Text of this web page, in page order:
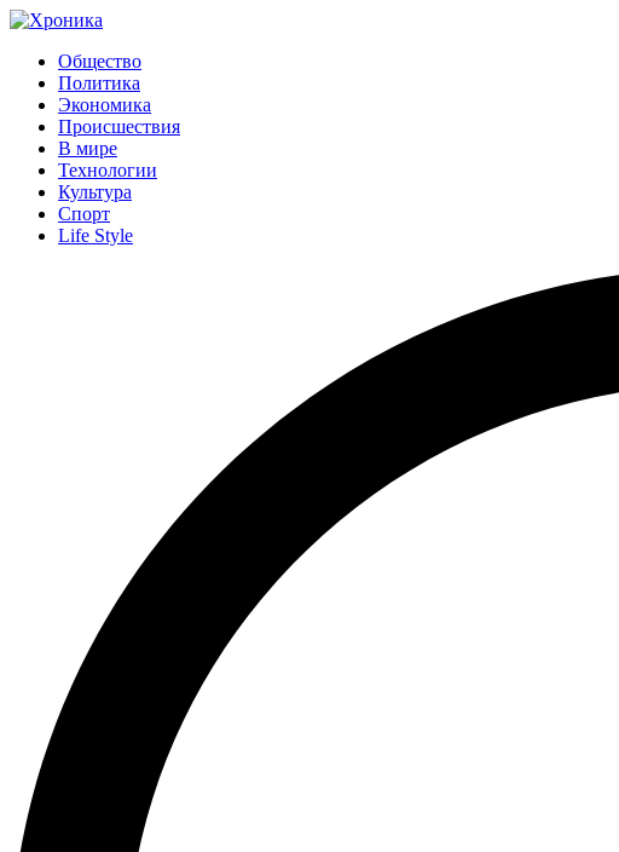
Общество
Политика
Экономика
Происшествия
В мире
Технологии
Культура
Спорт
Life Style